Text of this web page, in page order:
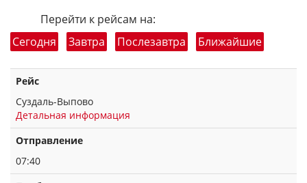
Перейти к рейсам на:
Сегодня
Завтра Послезавтра Ближайшие
Рейс
Суздаль-Выпово
Детальная информация
Отправление
07:40